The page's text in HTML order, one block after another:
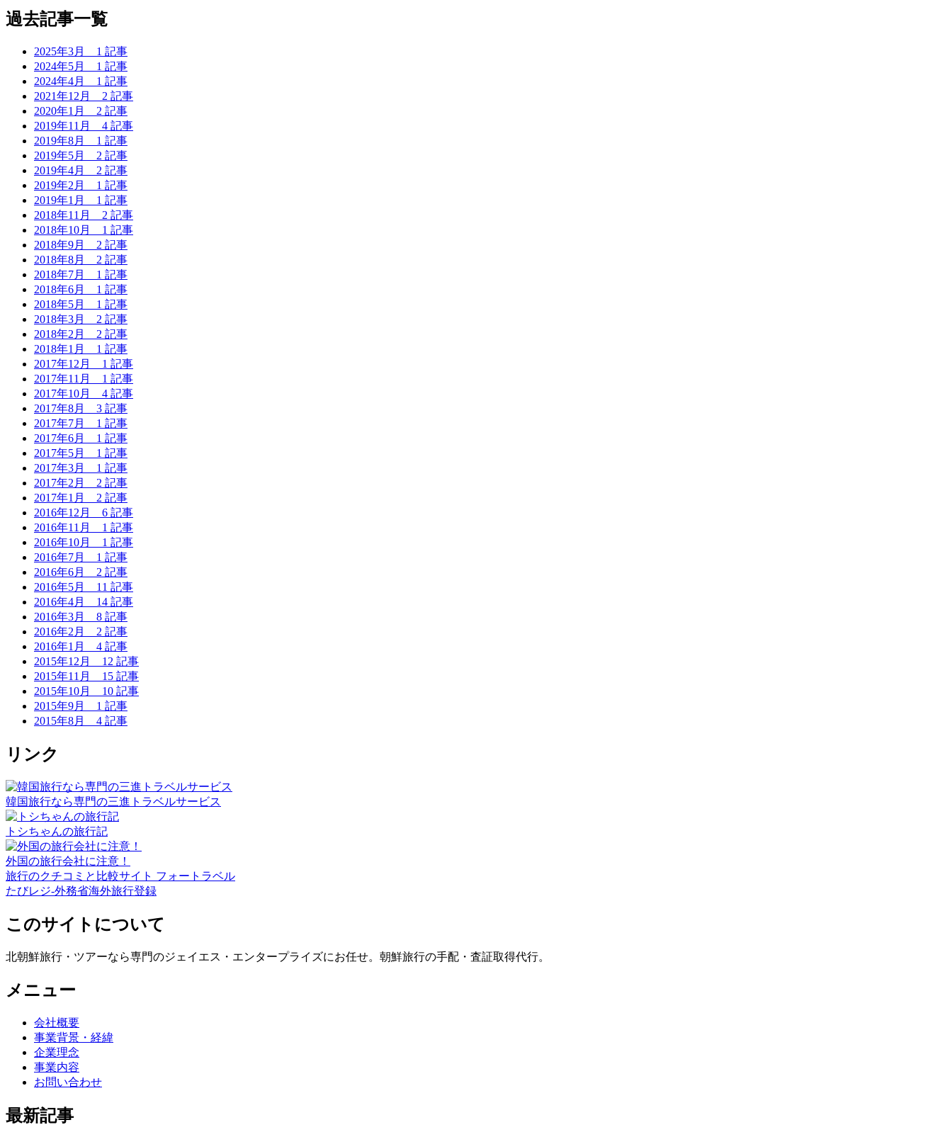
過去記事一覧
2025年3月 1 記事
2024年5月 1 記事
2024年4月 1 記事
2021年12月 2 記事
2020年1月 2 記事
2019年11月 4 記事
2019年8月 1 記事
2019年5月 2 記事
2019年4月 2 記事
2019年2月 1 記事
2019年1月 1 記事
2018年11月 2 記事
2018年10月 1 記事
2018年9月 2 記事
2018年8月 2 記事
2018年7月 1 記事
2018年6月 1 記事
2018年5月 1 記事
2018年3月 2 記事
2018年2月 2 記事
2018年1月 1 記事
2017年12月 1 記事
2017年11月 1 記事
2017年10月 4 記事
2017年8月 3 記事
2017年7月 1 記事
2017年6月 1 記事
2017年5月 1 記事
2017年3月 1 記事
2017年2月 2 記事
2017年1月 2 記事
2016年12月 6 記事
2016年11月 1 記事
2016年10月 1 記事
2016年7月 1 記事
2016年6月 2 記事
2016年5月 11 記事
2016年4月 14 記事
2016年3月 8 記事
2016年2月 2 記事
2016年1月 4 記事
2015年12月 12 記事
2015年11月 15 記事
2015年10月 10 記事
2015年9月 1 記事
2015年8月 4 記事
リンク
韓国旅行なら専門の三進トラベルサービス
トシちゃんの旅行記
外国の旅行会社に注意！
旅行のクチコミと比較サイト フォートラベル
たびレジ-外務省海外旅行登録
このサイトについて
北朝鮮旅行・ツアーなら専門のジェイエス・エンタープライズにお任せ。朝鮮旅行の手配・査証取得代行。
メニュー
会社概要
事業背景・経緯
企業理念
事業内容
お問い合わせ
最新記事